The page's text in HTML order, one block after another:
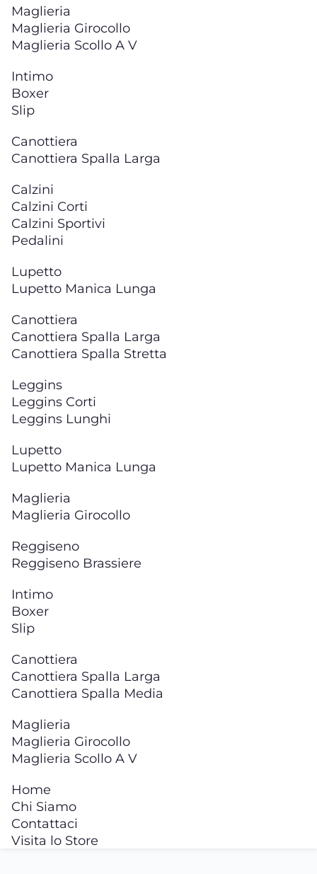
Maglieria
Maglieria Girocollo
Maglieria Scollo A V
Intimo
Boxer
Slip
Canottiera
Canottiera Spalla Larga
Calzini
Calzini Corti
Calzini Sportivi
Pedalini
Lupetto
Lupetto Manica Lunga
Canottiera
Canottiera Spalla Larga
Canottiera Spalla Stretta
Leggins
Leggins Corti
Leggins Lunghi
Lupetto
Lupetto Manica Lunga
Maglieria
Maglieria Girocollo
Reggiseno
Reggiseno Brassiere
Intimo
Boxer
Slip
Canottiera
Canottiera Spalla Larga
Canottiera Spalla Media
Maglieria
Maglieria Girocollo
Maglieria Scollo A V
Home
Chi Siamo
Contattaci
Visita lo Store